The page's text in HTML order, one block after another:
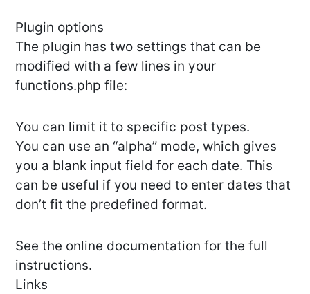
Plugin options
The plugin has two settings that can be
modified with a few lines in your
functions.php file:
You can limit it to specific post types.
You can use an “alpha” mode, which gives
you a blank input field for each date. This
can be useful if you need to enter dates that
don’t fit the predefined format.
See the online documentation for the full
instructions.
Links